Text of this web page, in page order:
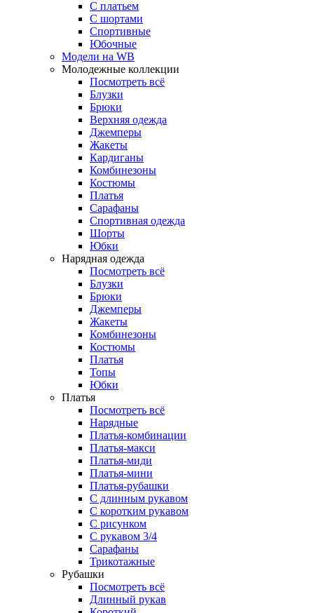
С платьем
С шортами
Спортивные
Юбочные
Модели на WB
Молодежные коллекции
Посмотреть всё
Блузки
Брюки
Верхняя одежда
Джемперы
Жакеты
Кардиганы
Комбинезоны
Костюмы
Платья
Сарафаны
Спортивная одежда
Шорты
Юбки
Нарядная одежда
Посмотреть всё
Блузки
Брюки
Джемперы
Жакеты
Комбинезоны
Костюмы
Платья
Топы
Юбки
Платья
Посмотреть всё
Нарядные
Платья-комбинации
Платья-макси
Платья-миди
Платья-мини
Платья-рубашки
С длинным рукавом
С коротким рукавом
С рисунком
С рукавом 3/4
Сарафаны
Трикотажные
Рубашки
Посмотреть всё
Длинный рукав